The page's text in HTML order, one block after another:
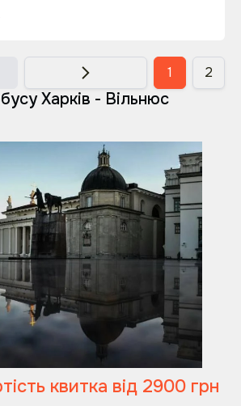
1 2
Харків - Вільнюс
квитка від 2900 грн